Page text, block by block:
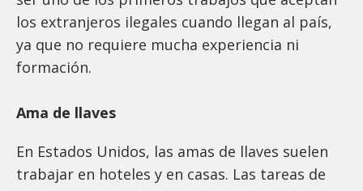
los extranjeros ilegales cuando llegan al país,
ya que no requiere mucha experiencia ni
formación.
Ama de llaves
En Estados Unidos, las amas de llaves suelen
trabajar en hoteles y en casas. Las tareas de